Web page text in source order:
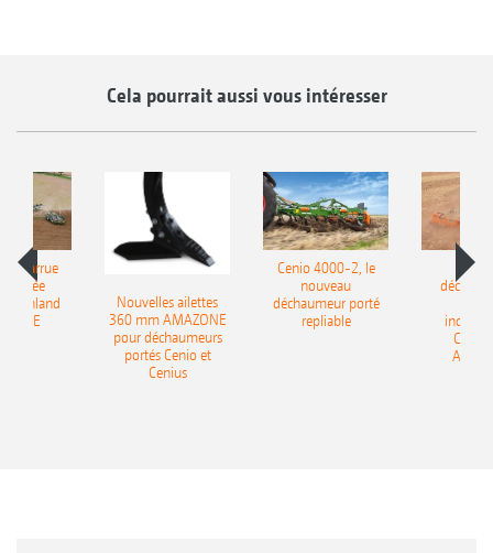
Cela pourrait aussi vous intéresser
charrue
portée
Onland
Nouvelles ailettes
360 mm AMAZONE
pour déchaumeurs
portés Cenio et
Cenius
Cenio 4000-2, le
nouveau
déchaumeur porté
repliable